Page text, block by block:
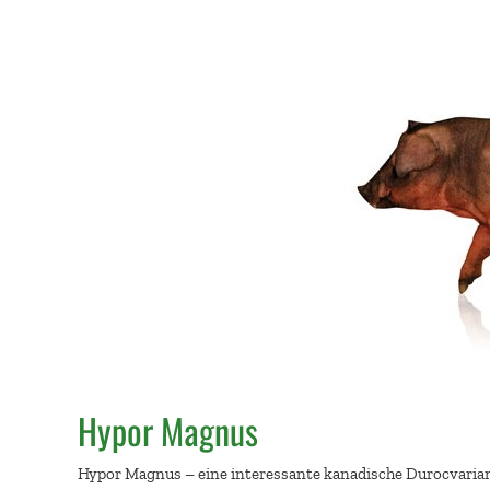
Hypor Magnus
Hypor Magnus – eine interessante kanadische